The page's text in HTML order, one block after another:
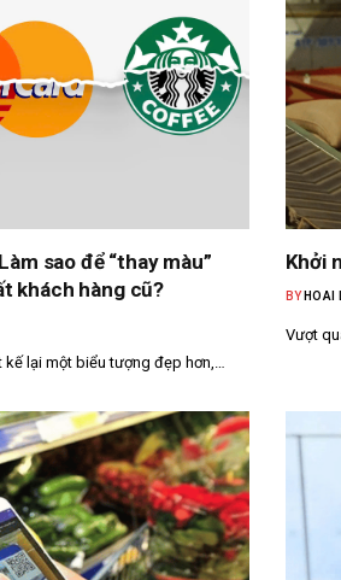
sao để “thay màu”
khách hàng cũ?
lại một biểu tượng đẹp hơn,…
Khởi
BY HOAI
Vượt